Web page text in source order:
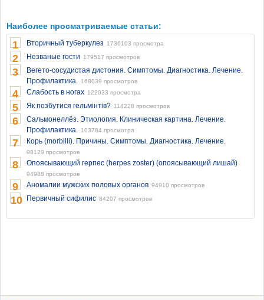
Наиболее просматриваемые статьи:
1 Вторичный туберкулез 1736103 просмотра
2 Незваные гости 179517 просмотров
3
Вегето-сосудистая дистония. Симптомы. Диагностика. Лечение.
Профилактика. 168039 просмотров
4 Слабость в ногах 122033 просмотра
5 Як позбутися гельмінтів? 114228 просмотров
6
Сальмонеллёз. Этиология. Клиническая картина. Лечение.
Профилактика. 103784 просмотра
7 Корь (morbilli). Причины. Симптомы. Диагностика. Лечение.
98129 просмотров
8 Опоясывающий герпес (herpes zoster) (опоясывающий лишай)
94988 просмотров
9 Аномалии мужских половых органов 94910 просмотров
10 Первичный сифилис 84207 просмотров